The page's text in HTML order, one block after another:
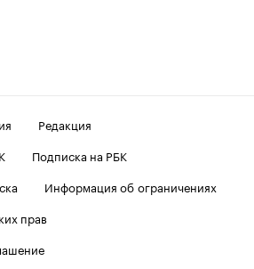
Редакция
Подписка на РБК
Информация об ограничениях
прав